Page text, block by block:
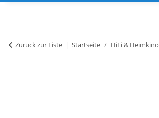
Zurück zur Liste Startseite HiFi & Heimkino